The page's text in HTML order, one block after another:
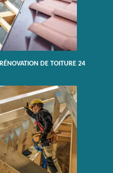
RÉNOVATION DE TOITURE 24